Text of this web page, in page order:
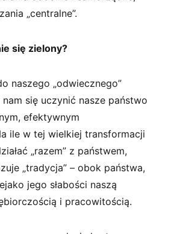
„centralne”.
się zielony?
naszego „odwiecznego”
się uczynić nasze państwo
efektywnym
ile w tej wielkiej transformacji
„razem” z państwem,
„tradycja” – obok państwa,
jego słabości naszą
i pracowitością.